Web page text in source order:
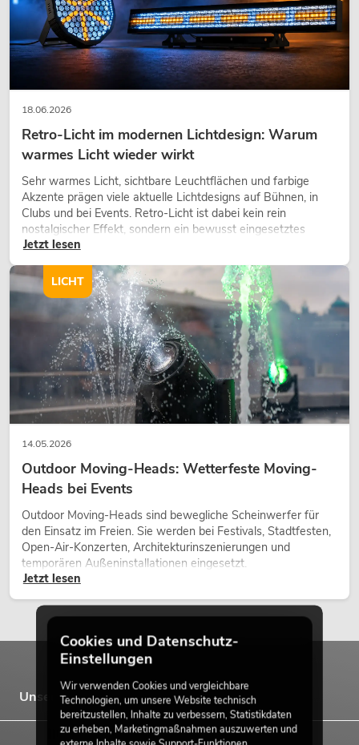
18.06.2026
Retro-Licht im modernen Lichtdesign: Warum
warmes Licht wieder wirkt
Sehr warmes Licht, sichtbare Leuchtflächen und farbige
Akzente prägen viele aktuelle Lichtdesigns auf Bühnen, in
Clubs und bei Events. Retro-Licht ist dabei kein rein
nostalgischer Effekt, sondern ein bewusst eingesetztes
Gestaltungsmittel: Es schafft Atmosphäre, gibt Szenen
Charakter und kann technische LED-Setups emotionaler
wirken lassen.
Jetzt lesen
14.05.2026
Outdoor Moving-Heads: Wetterfeste Moving-
Heads bei Events
Outdoor Moving-Heads sind bewegliche Scheinwerfer für
den Einsatz im Freien. Sie werden bei Festivals, Stadtfesten,
Open-Air-Konzerten, Architekturinszenierungen und
temporären Außeninstallationen eingesetzt.
Jetzt lesen
LICHT
Unsere Marken
Cookies und Datenschutz-
Einstellungen
Wir verwenden Cookies und vergleichbare
Technologien, um unsere Website technisch
bereitzustellen, Inhalte zu verbessern, Statistikdaten
zu erheben, Marketingmaßnahmen auszuwerten und